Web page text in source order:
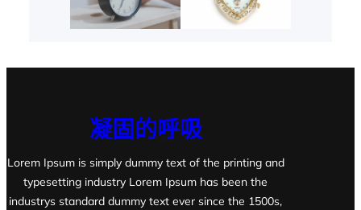
凝固的呼吸
Lorem Ipsum is simply dummy text of the printing and
typesetting industry Lorem Ipsum has been the
industrys standard dummy text ever since the 1500s,